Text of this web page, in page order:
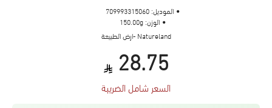
28.75
السعر شامل الضريبة
الموديل: 709993315060
الوزن: 150.00g
Natureland -ارض الطبيعة